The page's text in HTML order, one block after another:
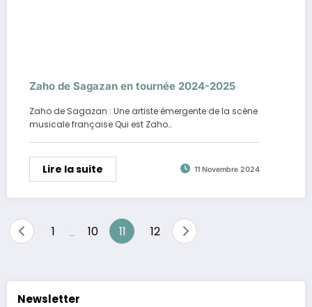
Zaho de Sagazan en tournée 2024-2025
Zaho de Sagazan : Une artiste émergente de la scène
musicale française Qui est Zaho…
Lire la suite 11 Novembre 2024
Pagination
1 10 11 12
Newsletter